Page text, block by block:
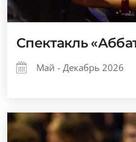
Спектакль
Май - Декабрь 2026